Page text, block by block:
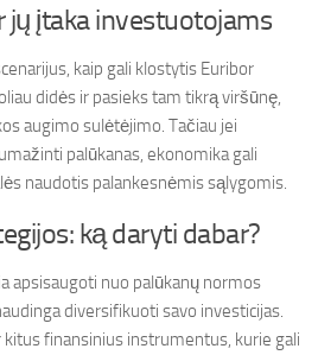
jų įtaka investuotojams
kaip gali klostytis Euribor
didės ir pasieks tam tikrą viršūnę,
augimo sulėtėjimo. Tačiau jei
palūkanas, ekonomika gali
naudotis palankesnėmis sąlygomis.
ką daryti dabar?
apsisaugoti nuo palūkanų normos
diversifikuoti savo investicijas.
kitus finansinius instrumentus, kurie gali